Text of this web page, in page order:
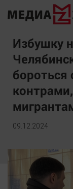
Новости
Экономика
Происшествия
Общество
Политика
Культура
Спорт
Курилка
Избушку
бороться
09.12.2024